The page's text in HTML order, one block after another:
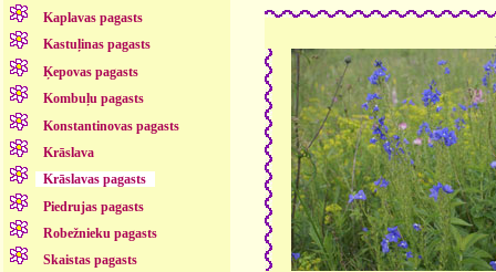
Kaplavas pagasts
Kastuļinas pagasts
Ķepovas pagasts
Kombuļu pagasts
Konstantinovas pagasts
Krāslava
Krāslavas pagasts
Piedrujas pagasts
Robežnieku pagasts
Skaistas pagasts